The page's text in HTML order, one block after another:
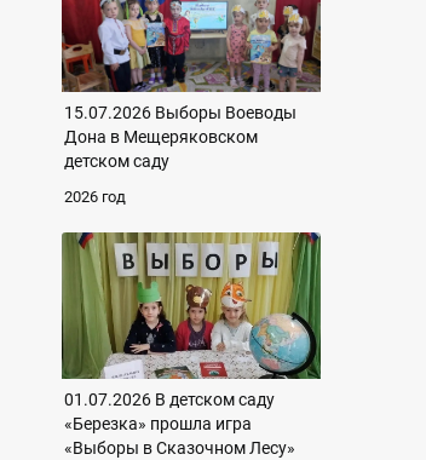
15.07.2026 Выборы Воеводы
Дона в Мещеряковском
детском саду
2026 год
01.07.2026 В детском саду
«Березка» прошла игра
«Выборы в Сказочном Лесу»